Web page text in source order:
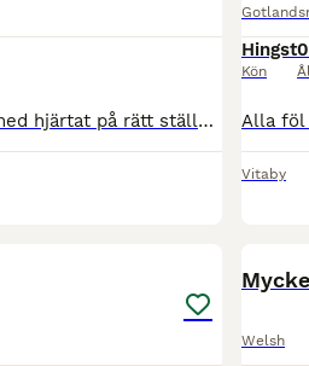
Två fantastiska shetlandsponny-valacker med hjärtat på rätt ställe Nu finns chansen att förvärva två underbara shetlandsponny-valacker, båda födda 2019. Två ponnyer med ett fantastiskt temperament so
Hingst
Kön
Vitaby
Welsh